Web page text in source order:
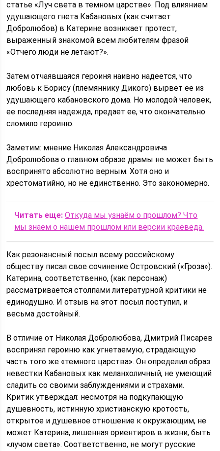
статье «Луч света в темном царстве». Под влиянием
удушающего гнета Кабановых (как считает
Добролюбов) в Катерине возникает протест,
выраженный знакомой всем любителям фразой
«Отчего люди не летают?».
Затем отчаявшаяся героиня наивно надеется, что
любовь к Борису (племяннику Дикого) вырвет ее из
удушающего кабановского дома. Но молодой человек,
ее последняя надежда, предает ее, что окончательно
сломило героиню.
Заметим: мнение Николая Александровича
Добролюбова о главном образе драмы не может быть
воспринято абсолютно верным. Хотя оно и
хрестоматийно, но не единственно. Это закономерно.
Читать еще: Откуда мы узнаём о прошлом? Что
мы знаем о нашем прошлом или версии краеведа.
Как резонансный посыл всему российскому
обществу писал свое сочинение Островский («Гроза»).
Катерина, соответственно, (как персонаж)
рассматривается столпами литературной критики не
единодушно. И отзыв на этот посыл поступил, и
весьма достойный.
В отличие от Николая Добролюбова, Дмитрий Писарев
воспринял героиню как угнетаемую, страдающую
часть того же «темного царства». Он определил образ
невестки Кабановых как меланхоличный, не умеющий
сладить со своими заблуждениями и страхами.
Критик утверждал: несмотря на подкупающую
душевность, истинную христианскую кротость,
открытое и душевное отношение к окружающим, не
может Катерина, лишенная ориентиров в жизни, быть
«лучом света». Соответственно, не могут русские